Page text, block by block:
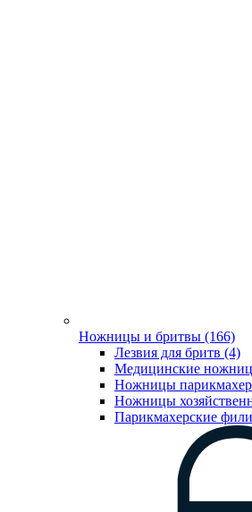
Ножницы и бритвы (166)
Лезвия для бритв (4)
Медицинские
Ножницы
Ножницы
Парикмахерские